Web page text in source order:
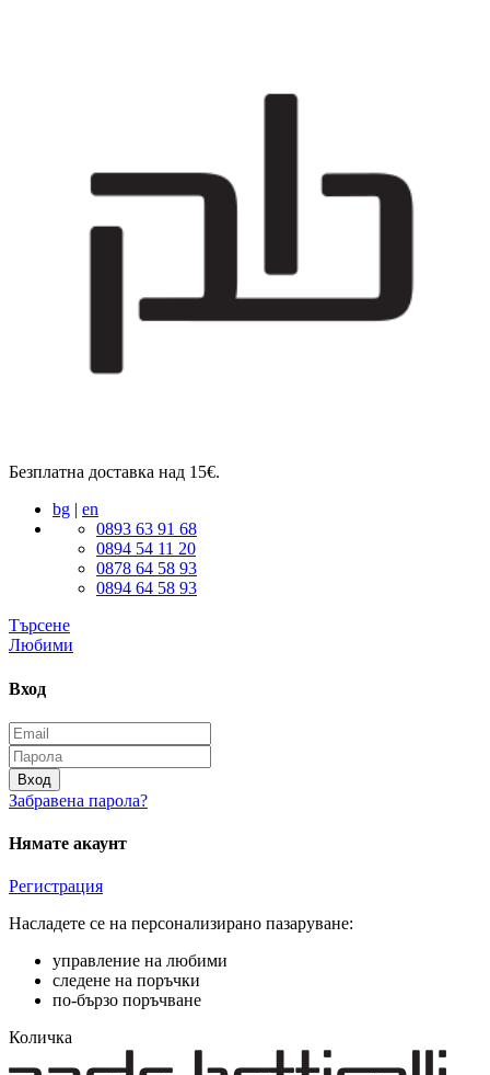
Безплатна доставка над 15€.
bg | en
0893 63 91 68
0894 54 11 20
0878 64 58 93
0894 64 58 93
Търсене
Любими
Вход
Вход
Забравена парола?
Нямате акаунт
Регистрация
Насладете се на персонализирано пазаруване:
управление на любими
следене на поръчки
по-бързо поръчване
Количка